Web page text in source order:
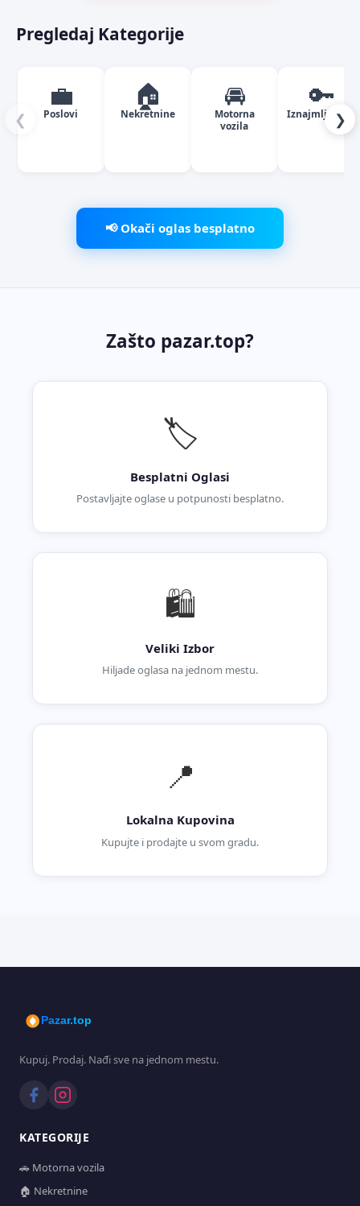
Pregledaj Kategorije
❮
💼
Poslovi
🏠
Nekretnine
🚘
Motorna
vozila
🔑
Iznajmljivanje
❯
📢 Okači oglas besplatno
Zašto pazar.top?
🏷️
Besplatni Oglasi
Postavljajte oglase u potpunosti besplatno.
🛍️
Veliki Izbor
Hiljade oglasa na jednom mestu.
📍
Lokalna Kupovina
Kupujte i prodajte u svom gradu.
Pazar.top
Kupuj. Prodaj. Nađi sve na jednom mestu.
KATEGORIJE
🚗 Motorna vozila
🏠 Nekretnine